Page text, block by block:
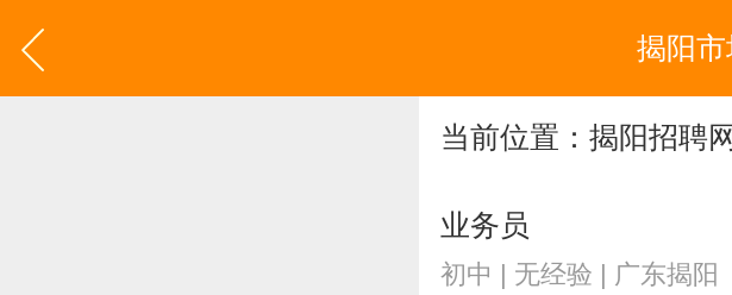
揭阳
当前位置： 揭阳招聘网
业务员
初中 | 无经验 | 广东揭阳